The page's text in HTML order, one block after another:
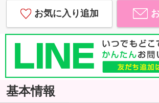
お気に入り追加
基本情報